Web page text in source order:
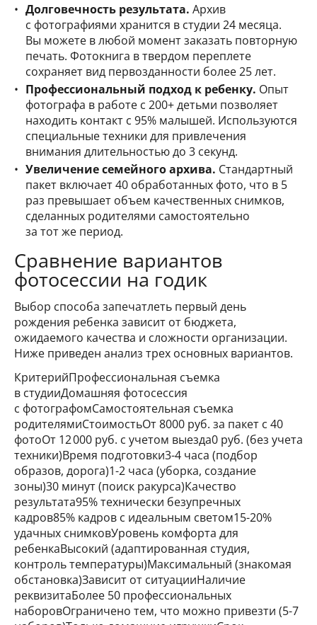
Долговечность результата. Архив
с фотографиями хранится в студии 24 месяца.
Вы можете в любой момент заказать повторную
печать. Фотокнига в твердом переплете
сохраняет вид первозданности более 25 лет.
Профессиональный подход к ребенку. Опыт
фотографа в работе с 200+ детьми позволяет
находить контакт с 95% малышей. Используются
специальные техники для привлечения
внимания длительностью до 3 секунд.
Увеличение семейного архива. Стандартный
пакет включает 40 обработанных фото, что в 5
раз превышает объем качественных снимков,
сделанных родителями самостоятельно
за тот же период.
Сравнение вариантов
фотосессии на годик
Выбор способа запечатлеть первый день
рождения ребенка зависит от бюджета,
ожидаемого качества и сложности организации.
Ниже приведен анализ трех основных вариантов.
КритерийПрофессиональная съемка
в студииДомашняя фотосессия
с фотографомСамостоятельная съемка
родителямиСтоимостьОт 8000 руб. за пакет с 40
фотоОт 12 000 руб. с учетом выезда0 руб. (без учета
техники)Время подготовки3-4 часа (подбор
образов, дорога)1-2 часа (уборка, создание
зоны)30 минут (поиск ракурса)Качество
результата95% технически безупречных
кадров85% кадров с идеальным светом15-20%
удачных снимковУровень комфорта для
ребенкаВысокий (адаптированная студия,
контроль температуры)Максимальный (знакомая
обстановка)Зависит от ситуацииНаличие
реквизитаБолее 50 профессиональных
наборовОграничено тем, что можно привезти (5-7